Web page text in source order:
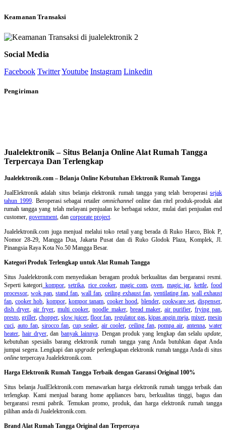
Keamanan Transaksi
Social Media
Facebook TwitterYoutube Instagram Linkedin
Pengiriman
Jualelektronik – Situs Belanja Online Alat Rumah Tangga
Terpercaya Dan Terlengkap
Jualelektronik.com – Belanja Online Kebutuhan Elektronik Rumah Tangga
JualElektronik adalah situs belanja elektronik rumah tanggayang telah beroperasisejak
tahun 1999. Beroperasi sebagai retaileromnichannel online dan ritel produk-produk alat
rumah tangga yang telah melayani penjualan ke berbagai sektor, mulai dari penjualan end
customer, government, dan corporate project.
Jualelektronik.com juga menjual melalui toko retail yang berada di Ruko Harco, Blok P,
Nomor 28-29, Mangga Dua, Jakarta Pusat dan di Ruko Glodok Plaza, Komplek, Jl.
Pinangsia Raya Kota No.50 Mangga Besar.
Kategori Produk Terlengkap untuk Alat Rumah Tangga
Situs Jualelektronik.com menyediakan beragam produk berkualitas dan bergaransi resmi.
Seperti kategori kompor,setrika, rice cooker, magic com,oven, magic jar, kettle,food
processor,wok pan,stand fan,wall fan, ceiling exhaust fan, ventilating fan, wall exhaust
fan,cooker hob, kompor, kompor tanam,cooker hood, blender, cookware set,dispenser,
dish dryer,air fryer,multi cooker,noodle maker, bread maker, air purifier, frying pan,
presto,griller,chopper,slow juicer,floor fan, regulator gas, kipas angin meja, mixer,mesin
cuci, auto fan, sirocco fan,cup sealer,air cooler, ceiling fan,pompa air,antenna,water
heater, hair dryer, dan banyak lainnya. Dengan produk yang lengkap dan selalu update,
kebutuhan spesialis barang elektronik rumah tangga yang Anda butuhkan dapat Anda
jumpai segera. Lengkapi danupgrade perlengkapan elektronik rumah tangga Anda di situs
online terpercaya Jualelektronik.com.
Harga Elektronik Rumah Tangga Terbaik dengan Garansi Original 100%
Situs belanjaJualElektronik.com menawarkan harga elektronik rumah tangga terbaik dan
terlengkap. Kami menjual barang home appliances baru, berkualitas tinggi, bagus dan
bergaransi resmi pabrik. Temukan promo, produk, dan harga elektronik rumah tangga
pilihan anda di Jualelektronik.com.
Brand Alat Rumah Tangga Original dan Terpercaya